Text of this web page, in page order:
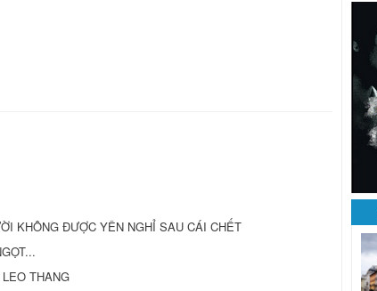
KHÔNG ĐƯỢC YÊN NGHỈ SAU CÁI CHẾT
THANG